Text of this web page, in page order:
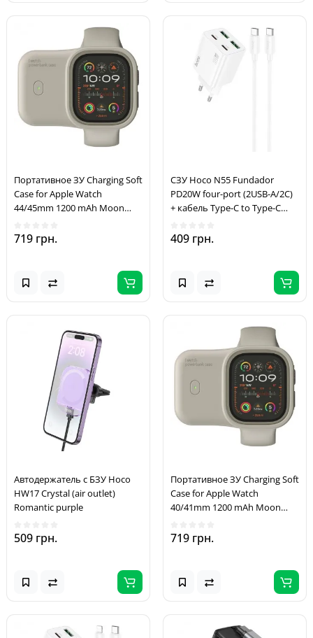
Портативное ЗУ Charging Soft
Case for Apple Watch
44/45mm 1200 mAh Moon
719 грн.
СЗУ Hoco N55 Fundador
PD20W four-port (2USB-A/2C)
+ кабель Type-C to Type-C
409 грн.
Автодержатель с БЗУ Hoco
HW17 Crystal (air outlet)
Romantic purple
509 грн.
Портативное ЗУ Charging Soft
Case for Apple Watch
40/41mm 1200 mAh Moon
719 грн.